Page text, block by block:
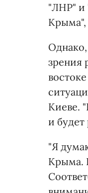
"ЛНР" и
Крыма",
Однако,
зрения
Киеве.
и будет
"Я
Крыма.